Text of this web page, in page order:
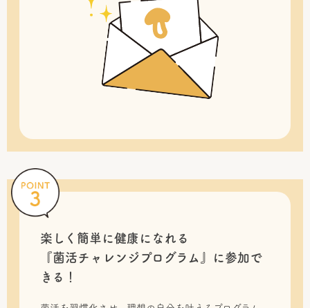
楽しく簡単に健康になれる
『菌活チャレンジプログラム』に 参加で
きる！